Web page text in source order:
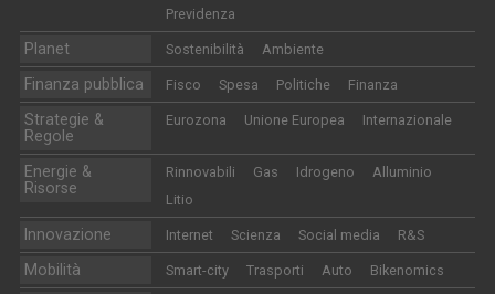
Previdenza
Planet Sostenibilità Ambiente
Finanza pubblica Fisco Spesa Politiche Finanza
Strategie &
Regole
Eurozona Unione Europea Internazionale
Energie &
Risorse
Rinnovabili Gas Idrogeno
Alluminio
Litio
Innovazione Internet Scienza Social media R&S
Mobilità Smart-city Trasporti Auto Bikenomics